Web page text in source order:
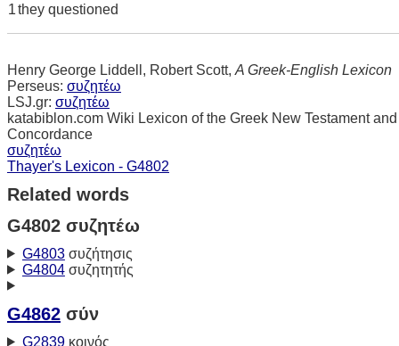
1they questioned
Henry George Liddell, Robert Scott, A Greek-English Lexicon
Perseus: συζητέω
LSJ.gr: συζητέω
katabiblon.com Wiki Lexicon of the Greek New Testament and
Concordance
συζητέω
Thayer's Lexicon - G4802
Related words
G4802 συζητέω
G4803συζήτησις
G4804συζητητής
G4862 σύν
G2839κοινός